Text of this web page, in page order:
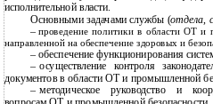
исполнительной власти.
Основными задачами службы (отдела
– проведение политики в области ОТ и
направленной на обеспечение здоровых и
– обеспечение функционирования
– осуществление контроля
документов в области ОТ и промышленной
– методическое руководство и